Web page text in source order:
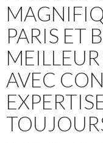
PARIS ET
AVEC